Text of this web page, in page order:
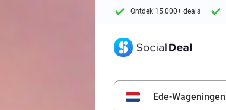
Ontdek 15.000+ deals
Ede-Wageningen